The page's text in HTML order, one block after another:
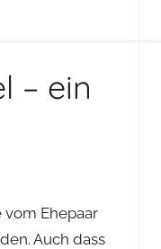
– ein
Ehepaar
Auch dass